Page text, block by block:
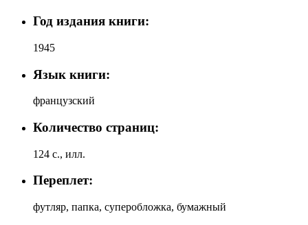
Год издания книги:
1945
Язык книги:
французский
Количество страниц:
124 с., илл.
Переплет:
футляр, папка, суперобложка, бумажный